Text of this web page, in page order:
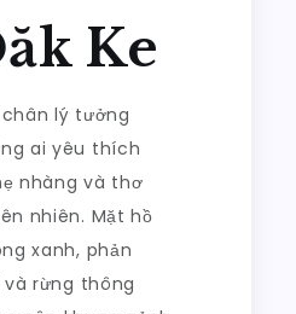
Ke
lý tưởng
ai yêu thích
nhàng và thơ
nhiên. Mặt hồ
xanh, phản
rừng thông